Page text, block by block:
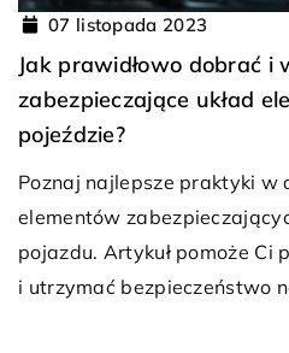
07 listopada 2023
Jak prawidłowo dobrać i
zabezpieczające układ
pojeździe?
Poznaj najlepsze praktyki w
elementów
pojazdu. Artykuł pomoże Ci
i utrzymać bezpieczeństwo